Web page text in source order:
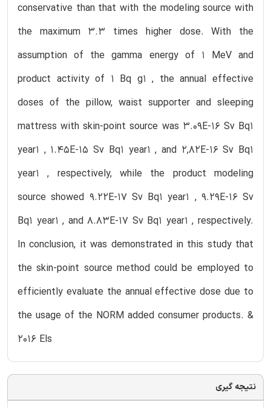
conservative than that with the modeling source with
the maximum 3.3 times higher dose. With the
assumption of the gamma energy of 1 MeV and
product activity of 1 Bq g1 , the annual effective
doses of the pillow, waist supporter and sleeping
mattress with skin-point source was 3.09E-16 Sv Bq1
year1 , 1.45E-15 Sv Bq1 year1 , and 2,82E-16 Sv Bq1
year1 , respectively, while the product modeling
source showed 9.22E-17 Sv Bq1 year1 , 9.29E-16 Sv
Bq1 year1 , and 8.83E-17 Sv Bq1 year1 , respectively.
In conclusion, it was demonstrated in this study that
the skin-point source method could be employed to
efficiently evaluate the annual effective dose due to
the usage of the NORM added consumer products. &
2016 Els
نتیجه گیری